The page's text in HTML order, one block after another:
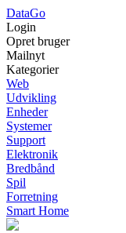
DataGo
Login
Opret bruger
Mailnyt
Kategorier
Web
Udvikling
Enheder
Systemer
Support
Elektronik
Bredbånd
Spil
Forretning
Smart Home